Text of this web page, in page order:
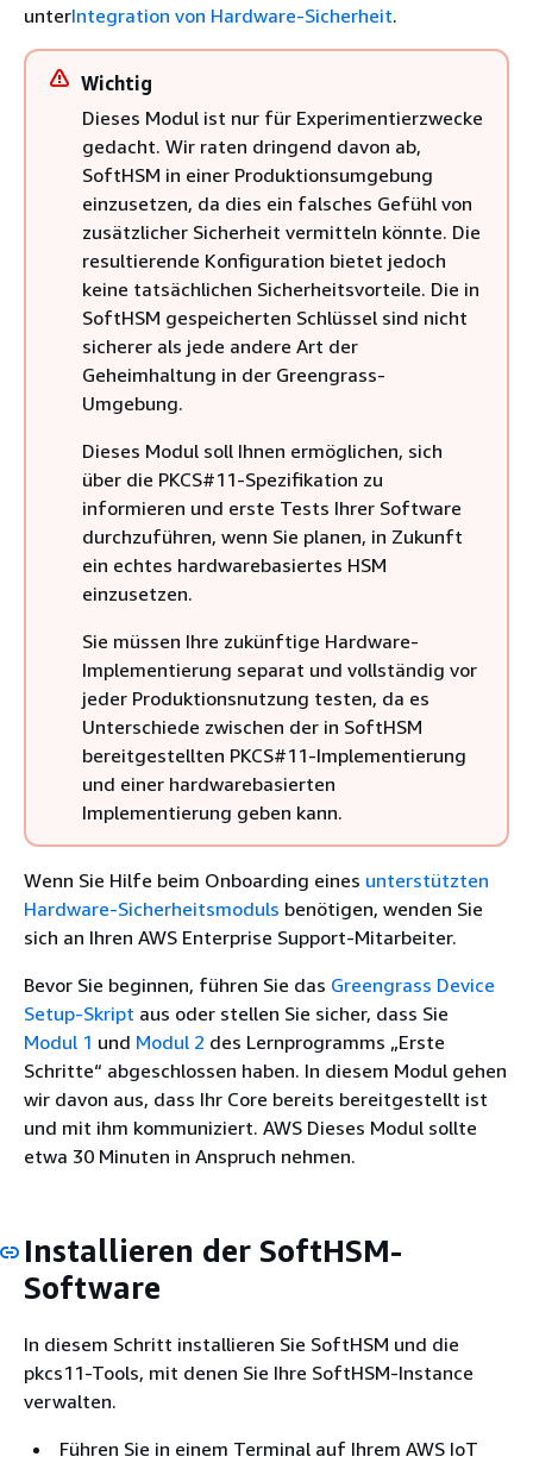
unterIntegration von Hardware-Sicherheit.
Wichtig
Dieses Modul ist nur für Experimentierzwecke
gedacht. Wir raten dringend davon ab,
SoftHSM in einer Produktionsumgebung
einzusetzen, da dies ein falsches Gefühl von
zusätzlicher Sicherheit vermitteln könnte. Die
resultierende Konfiguration bietet jedoch
keine tatsächlichen Sicherheitsvorteile. Die in
SoftHSM gespeicherten Schlüssel sind nicht
sicherer als jede andere Art der
Geheimhaltung in der Greengrass-
Umgebung.
Dieses Modul soll Ihnen ermöglichen, sich
über die PKCS#11-Spezifikation zu
informieren und erste Tests Ihrer Software
durchzuführen, wenn Sie planen, in Zukunft
ein echtes hardwarebasiertes HSM
einzusetzen.
Sie müssen Ihre zukünftige Hardware-
Implementierung separat und vollständig vor
jeder Produktionsnutzung testen, da es
Unterschiede zwischen der in SoftHSM
bereitgestellten PKCS#11-Implementierung
und einer hardwarebasierten
Implementierung geben kann.
Wenn Sie Hilfe beim Onboarding eines unterstützten
Hardware-Sicherheitsmoduls benötigen, wenden Sie
sich an Ihren AWS Enterprise Support-Mitarbeiter.
Bevor Sie beginnen, führen Sie das Greengrass Device
Setup-Skript aus oder stellen Sie sicher, dass Sie
Modul 1 und Modul 2 des Lernprogramms „Erste
Schritte“ abgeschlossen haben. In diesem Modul gehen
wir davon aus, dass Ihr Core bereits bereitgestellt ist
und mit ihm kommuniziert. AWS Dieses Modul sollte
etwa 30 Minuten in Anspruch nehmen.
Installieren der SoftHSM-
Software
In diesem Schritt installieren Sie SoftHSM und die
pkcs11-Tools, mit denen Sie Ihre SoftHSM-Instance
verwalten.
Führen Sie in einem Terminal auf Ihrem AWS IoT